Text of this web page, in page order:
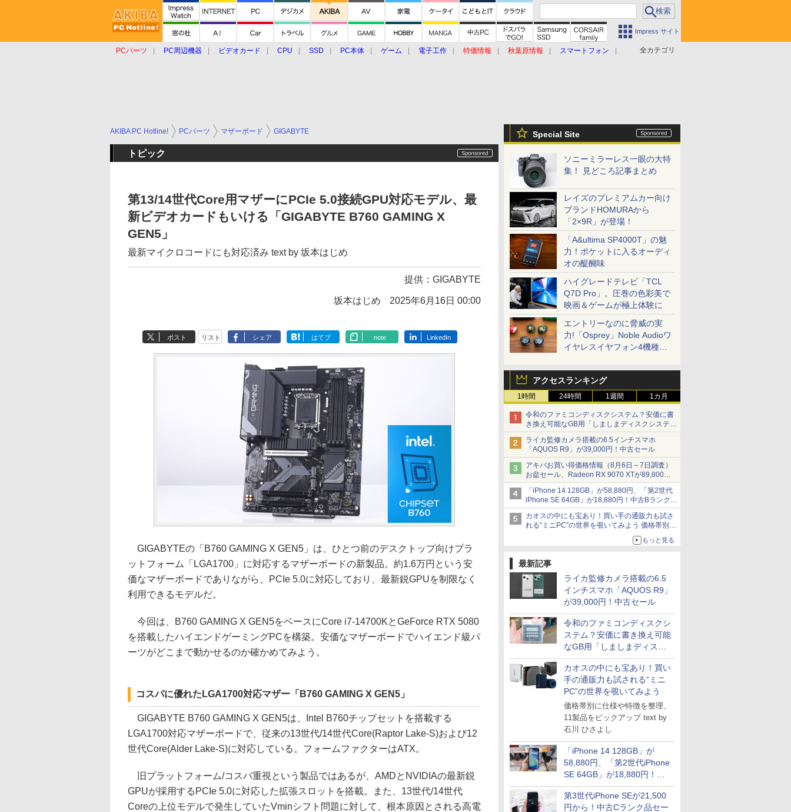
Impress サイト
全カテゴリ
PCパーツ PC周辺機器 ビデオカード CPU SSD PC本体 ゲーム 電子工作 特価情報 秋葉原情報
スマートフォン
Special Site
ソニーミラーレス一眼の大特
集！ 見どころ記事まとめ
レイズのプレミアムカー向け
ブランドHOMURAから
「2×9R」が登場！
「A&ultima SP4000T」の魅
力！ポケットに入るオーディ
オの醍醐味
ハイグレードテレビ「TCL
Q7D Pro」。圧巻の色彩美で
映画＆ゲームが極上体験に
エントリーなのに脅威の実
力!「Osprey」Noble Audioワ
イヤレスイヤフォン4機種を
アクセスランキング
1時間 24時間 1週間 1カ月
令和のファミコンディスクシステム？安価に書
き換え可能なGB用「しましまディスクシステ
ム」
ライカ監修カメラ搭載の6.5インチスマホ
「AQUOS R9」が39,000円！中古セール
アキバお買い得価格情報（8月6日～7日調査）
お盆セール、Radeon RX 9070 XTが89,800
円、水平周波数24.8kHz対応の17型モニターが
9,801円、暑さ指数連動セール ほか
「iPhone 14 128GB」が58,880円、「第2世代
iPhone SE 64GB」が18,880円！中古Bランク品
セール
カオスの中にも宝あり！買い手の通販力も試さ
れる“ミニPC”の世界を覗いてみよう 価格帯別に
仕様や特徴を整理、11製品をピックアップ text
もっと見る
最新記事
ライカ監修カメラ搭載の6.5
インチスマホ「AQUOS R9」
が39,000円！中古セール
令和のファミコンディスクシ
ステム？安価に書き換え可能
なGB用「しましまディスク
システム」
カオスの中にも宝あり！買い
手の通販力も試される“ミニ
PC”の世界を覗いてみよう
価格帯別に仕様や特徴を整理、
11製品をピックアップ text by
石川 ひさよし
「iPhone 14 128GB」が
58,880円、「第2世代iPhone
SE 64GB」が18,880円！中
古Bランク品セール
第3世代iPhone SEが21,500
円から！中古Cランク品セー
AKIBA PC Hotline! PCパーツ マザーボード GIGABYTE
トピック
第13/14世代Core用マザーにPCIe 5.0接続GPU対応モデル、最
新ビデオカードもいける「GIGABYTE B760 GAMING X
GEN5」
最新マイクロコードにも対応済み text by 坂本はじめ
提供： GIGABYTE
坂本はじめ 2025年6月16日 00:00
ポスト リスト シェア はてブ note LinkedIn
GIGABYTEの「B760 GAMING X GEN5」は、ひとつ前のデスクトップ向けプラ
ットフォーム「LGA1700」に対応するマザーボードの新製品。約1.6万円という安
価なマザーボードでありながら、PCIe 5.0に対応しており、最新鋭GPUを制限なく
利用できるモデルだ。
今回は、B760 GAMING X GEN5をベースにCore i7-14700KとGeForce RTX 5080
を搭載したハイエンドゲーミングPCを構築。安価なマザーボードでハイエンド級パ
ーツがどこまで動かせるのか確かめてみよう。
コスパに優れたLGA1700対応マザー「B760 GAMING X GEN5」
GIGABYTE B760 GAMING X GEN5は、Intel B760チップセットを搭載する
LGA1700対応マザーボードで、従来の13世代/14世代Core(Raptor Lake-S)および12
世代Core(Alder Lake-S)に対応している。フォームファクターはATX。
旧プラットフォーム/コスパ重視という製品ではあるが、AMDとNVIDIAの最新鋭
GPUが採用するPCIe 5.0に対応した拡張スロットを搭載。また、13世代/14世代
Coreの上位モデルで発生していたVminシフト問題に対して、根本原因とされる高電